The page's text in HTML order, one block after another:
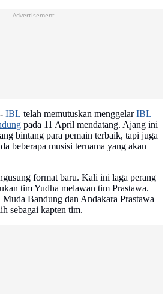
Advertisement
IBL telah memutuskan menggelarIBL
pada 11 April mendatang. Ajang ini
bintang para pemain terbaik, tapi juga
beberapa musisi ternama yang akan
format baru. Kali ini laga perang
tim Yudha melawan tim Prastawa.
Bandung dan Andakara Prastawa
sebagai kapten tim.